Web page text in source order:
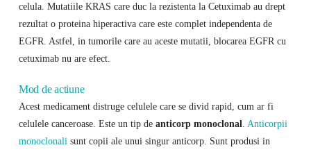
celula. Mutatiile KRAS care duc la rezistenta la Cetuximab au drept
rezultat o proteina hiperactiva care este complet independenta de
EGFR. Astfel, in tumorile care au aceste mutatii, blocarea EGFR cu
cetuximab nu are efect.
Mod de actiune
Acest medicament distruge celulele care se divid rapid, cum ar fi
celulele canceroase. Este un tip de anticorp monoclonal Anticorpii
monoclonali sunt copii ale unui singur anticorp. Sunt produsi in